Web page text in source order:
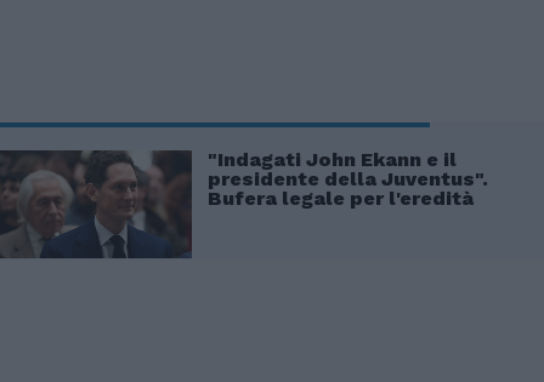
"Indagati John Ekann e il
presidente della Juventus".
Bufera legale per l'eredità